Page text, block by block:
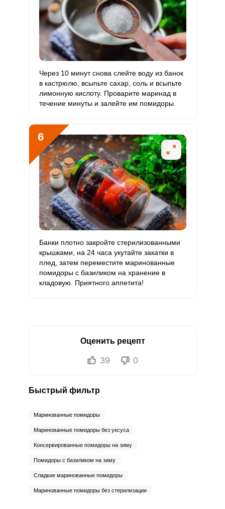
Ванадий 24 мкг 20 мкг 17.3 40
Молибден 69.5 мкг 70 мкг 14.4 33.1
Через 10 минут снова слейте воду из банок
в кастрюлю, всыпьте сахар, соль и всыпьте
лимонную кислоту. Проварите маринад в
течение минуты и залейте им помидоры.
6
Банки плотно закройте стерилизованными
крышками, на 24 часа укутайте закатки в
плед, затем переместите маринованные
помидоры с базиликом на хранение в
кладовую. Приятного аппетита!
Оценить рецепт
39 0
Быстрый фильтр
Маринованные помидоры
Маринованные помидоры без уксуса
Консервированные помидоры на зиму
Помидоры с базиликом на зиму
Сладкие маринованные помидоры
Маринованные помидоры без стерилизации